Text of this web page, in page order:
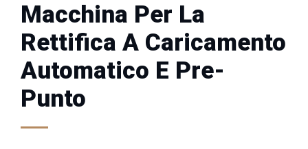
Macchina Per La
Rettifica A Caricamento
Automatico E Pre-
Punto